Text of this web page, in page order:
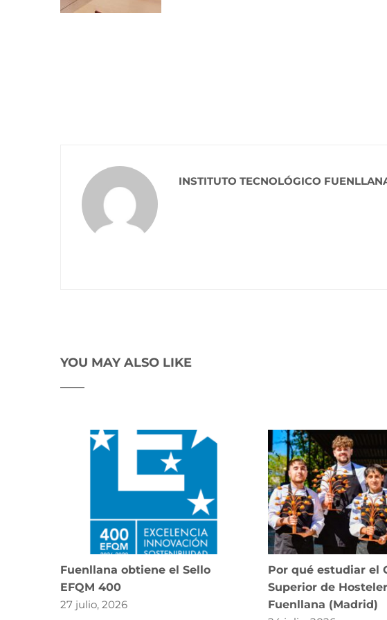
INSTITUTO TECNOLÓGICO
YOU MAY ALSO LIKE
Fuenllana obtiene el Sello
EFQM 400
27 julio, 2026
Por qué estudiar el
Superior de
Fuenllana (Madrid)